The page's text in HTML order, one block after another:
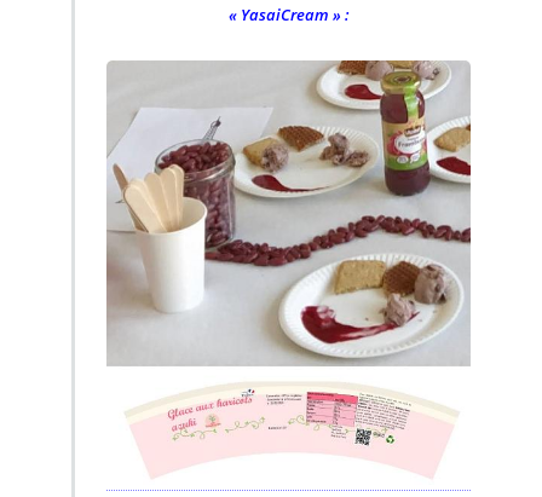
« YasaiCream » :